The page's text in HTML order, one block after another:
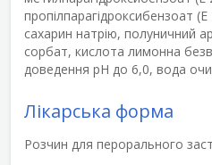
пропілпарагідроксибензоат
сахарин натрію, полуничний
сорбат, кислота лимонна
доведення рН до 6,0, вода
Лікарська форма
Розчин для перорального